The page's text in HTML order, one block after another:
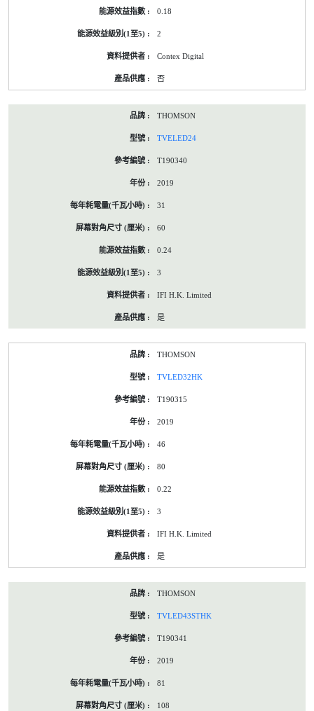
0.18
2
Contex Digital
否
THOMSON
TVELED24
T190340
2019
31
60
0.24
3
IFI H.K. Limited
是
THOMSON
TVLED32HK
T190315
2019
46
80
0.22
3
IFI H.K. Limited
是
THOMSON
TVLED43STHK
T190341
2019
81
108